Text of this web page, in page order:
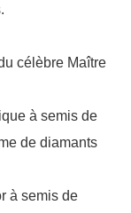
célèbre Maître
à semis de
de diamants
à semis de